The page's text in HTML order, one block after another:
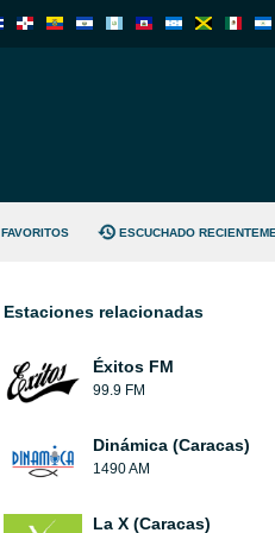
FAVORITOS ESCUCHADO
Estaciones relacionadas
Éxitos FM
99.9 FM
Dinámica (Caracas)
1490 AM
La X (Caracas)